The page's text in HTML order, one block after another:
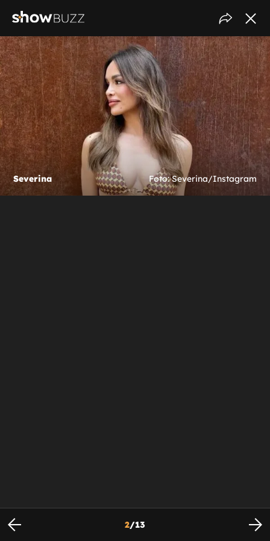
Severina Foto: Severina/Instagram
2/13